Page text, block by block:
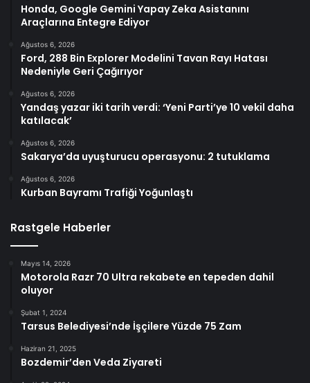
Honda, Google Gemini Yapay Zeka Asistanını
Araçlarına Entegre Ediyor
Ağustos 6, 2026
Ford, 288 Bin Explorer Modelini Tavan Rayı Hatası
Nedeniyle Geri Çağırıyor
Ağustos 6, 2026
Yandaş yazar iki tarih verdi: ‘Yeni Parti’ye 10 vekil daha
katılacak’
Ağustos 6, 2026
Sakarya’da uyuşturucu operasyonu: 2 tutuklama
Ağustos 6, 2026
Kurban Bayramı Trafiği Yoğunlaştı
Rastgele Haberler
Mayıs 14, 2026
Motorola Razr 70 Ultra rekabete en tepeden dahil
oluyor
Şubat 1, 2024
Tarsus Belediyesi’nde İşçilere Yüzde 75 Zam
Haziran 21, 2025
Bozdemir’den Veda Ziyareti